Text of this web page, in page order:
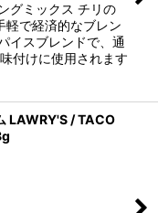
グミックス チリの
軽で経済的なブレン
イスブレンドで、通
付けに使用されます
LAWRY'S / TACO